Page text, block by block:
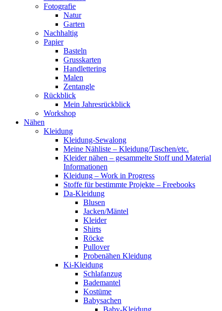
Fotografie
Natur
Garten
Nachhaltig
Papier
Basteln
Grusskarten
Handlettering
Malen
Zentangle
Rückblick
Mein Jahresrückblick
Workshop
Nähen
Kleidung
Kleidung-Sewalong
Meine Nähliste – Kleidung/Taschen/etc.
Kleider nähen – gesammelte Stoff und Material
Informationen
Kleidung – Work in Progress
Stoffe für bestimmte Projekte – Freebooks
Da-Kleidung
Blusen
Jacken/Mäntel
Kleider
Shirts
Röcke
Pullover
Probenähen Kleidung
Ki-Kleidung
Schlafanzug
Bademantel
Kostüme
Babysachen
Baby-Kleidung